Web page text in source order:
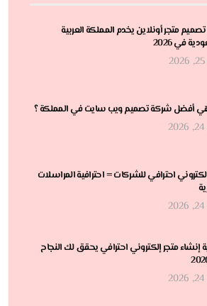
متجر أونلاين يخدم المملكة العربية
في 2026
أفضل شركة تصميم ويب سايت في المملكة ؟
احترافي للشركات = احترافية المراسلات
إنشاء متجر إلكتروني احترافي يحقق لك النجاح